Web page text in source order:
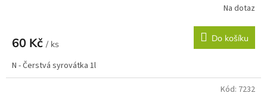
Na dotaz
60 Kč / ks
Do košíku
N - Čerstvá syrovátka 1l
Kód: 7232